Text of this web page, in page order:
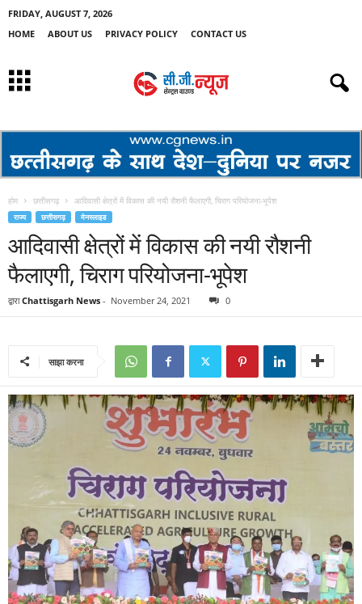
FRIDAY, AUGUST 7, 2026
HOME
ABOUT US PRIVACY POLICY CONTACT US
होम छत्तीसगढ़ आदिवासी क्षेत्रों में विकास की नयी रौशनी फैलाएगी, चिराग परियोजना-भूपेश
राज्य छत्तीसगढ़ मेनस्लाइड
आदिवासी क्षेत्रों में विकास की नयी रौशनी
फैलाएगी, चिराग परियोजना-भूपेश
द्वारा Chattisgarh News - November 24, 2021 0
साझा करना